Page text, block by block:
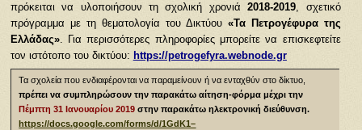
πρόκειται να υλοποιήσουν τη σχολική χρονιά2018-2019 , σχετικό
πρόγραμμα με τη θεματολογία του Δικτύου «Τα Πετρογέφυρα της
Ελλάδας». Για περισσότερες πληροφορίες μπορείτε να επισκεφτείτε
τον ιστότοπο του δικτύου: https://petrogefyra.webnode.gr
Τα σχολεία που ενδιαφέρονται να παραμείνουν ή να ενταχθύν στο δίκτυο,
πρέπει να συμπληρώσουν την παρακάτω αίτηση-φόρμα μέχρι την
Πέμπτη 31 Ιανουαρίου 2019 στην παρακάτω ηλεκτρονική διεύθυνση.
https://docs.google.com/forms/d/1GdK1–